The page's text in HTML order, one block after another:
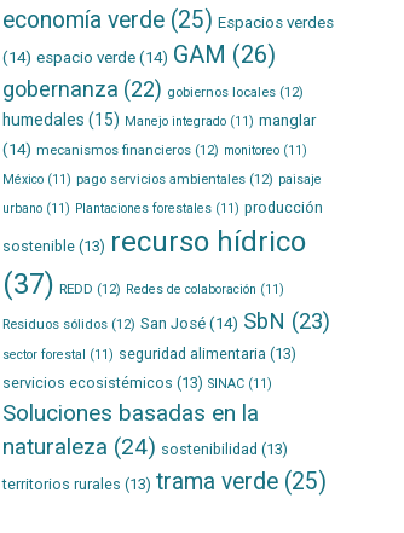
economía verde(25) Espacios verdes
(14) espacio verde(14) GAM (26)
gobernanza (22) gobiernos locales(12)
humedales (15) Manejo integrado(11) manglar
(14) mecanismos financieros(12) monitoreo(11)
México(11) pago servicios ambientales(12) paisaje
urbano(11) Plantaciones forestales(11) producción
sostenible(13) recurso hídrico
(37) REDD (12) Redes de colaboración (11)
Residuos sólidos(12) San José(14) SbN (23)
sector forestal (11) seguridad alimentaria (13)
servicios ecosistémicos (13) SINAC(11)
Soluciones basadas en la
naturaleza (24) sostenibilidad (13)
territorios rurales (13) trama verde(25)